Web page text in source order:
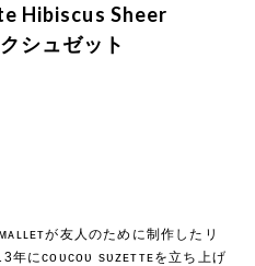
Hibiscus Sheer
シュゼット
が友人のために制作したリ
年にᴄᴏᴜᴄᴏᴜ sᴜᴢᴇᴛᴛᴇを立ち上げ